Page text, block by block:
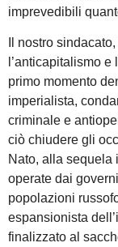
imprevedibili
Il nostro
l’anticapitalismo
primo momento
imperialista,
criminale e
ciò chiudere gli
Nato, alla sequela
operate dai
popolazioni
espansionista
finalizzato al